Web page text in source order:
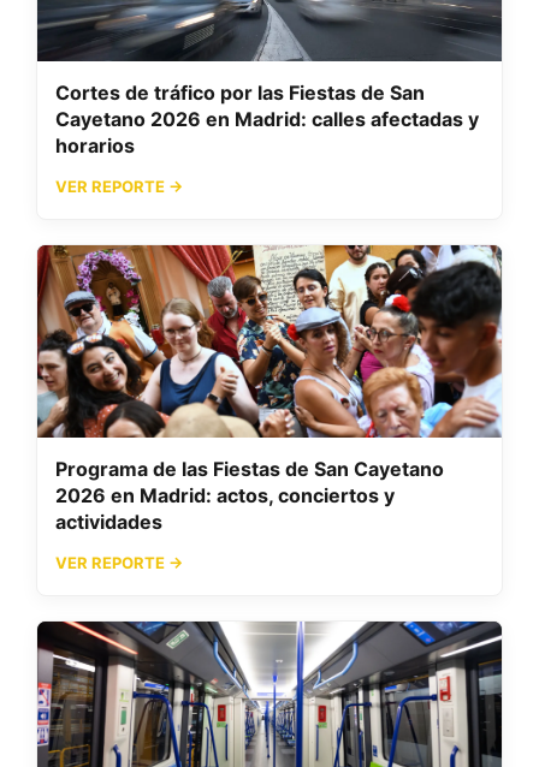
Cortes de tráfico por las Fiestas de San
Cayetano 2026 en Madrid: calles afectadas y
horarios
VER REPORTE →
Programa de las Fiestas de San Cayetano
2026 en Madrid: actos, conciertos y
actividades
VER REPORTE →